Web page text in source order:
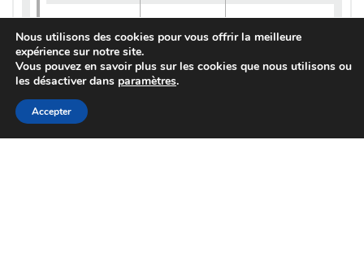
02/07/2026
Météo de l’herbe –
Info lieu
Météo de
22 juin 2026
Nous utilisons des cookies pour vous offrir la meilleure
expérience sur notre site.
Vous pouvez en savoir plus sur les cookies que nous utilisons ou
les désactiver dans paramètres.
Accepter